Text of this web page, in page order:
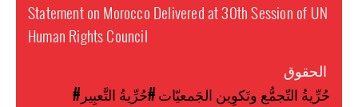
Statement on Morocco Delivered at 30th Session of UN
Human Rights Council
#حُرِّيةُ التّجمُّع وتَكوِين الجَمعيّات#حُرِّيةُ التَّعبِير